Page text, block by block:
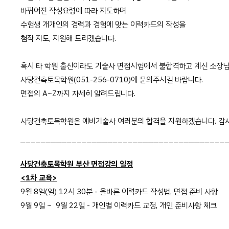
바뀌어진 작성요령에 따라 지도하며
수험생 개개인의 경력과 경험에 맞는 이력카드의 작성을
첨작 지도, 지원해 드리겠습니다.
혹시 타 학원 출신이라도 기술사 면접시험에서 불합격하고 계신 소장
사당건축토목학원(051-256-0710)에 문의주시길 바랍니다.
면접의 A~Z까지 자세히 알려드립니다.
사당건축토목학원은 예비기술사 여러분의 합격을 지원하겠습니다. 감
ㅡㅡㅡㅡㅡㅡㅡㅡㅡㅡㅡㅡㅡㅡㅡㅡㅡㅡㅡㅡㅡㅡㅡㅡㅡㅡㅡㅡㅡㅡㅡㅡㅡㅡㅡㅡㅡㅡㅡㅡ
사당건축토목학원 부산 면접강의 일정
<1차 교육>
9월 8일(일) 12시 30분 - 올바른 이력카드 작성법, 면접 준비 사항
9월 9일 ~ 9월 22일 - 개인별 이력카드 교정, 개인 준비사항 체크